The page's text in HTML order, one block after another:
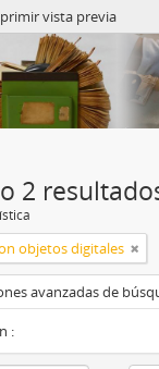
vista previa
2
objetos digitales
avanzadas de
: